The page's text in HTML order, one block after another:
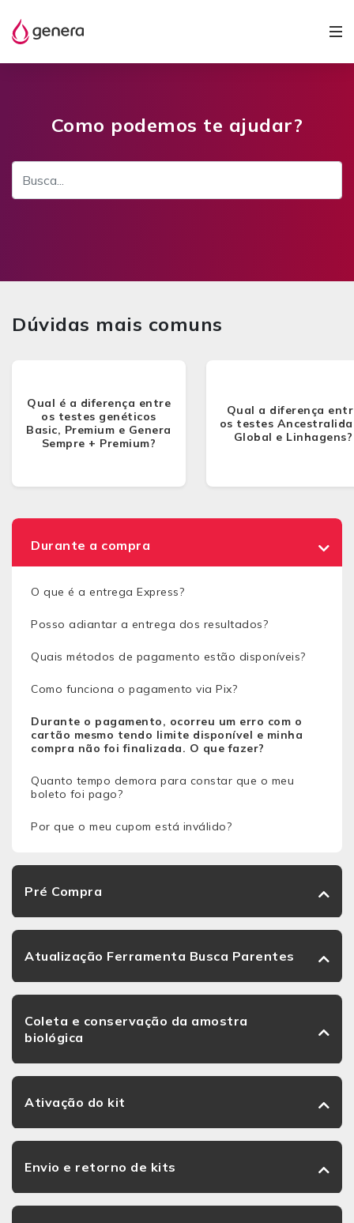
Como podemos te ajudar?
Dúvidas mais comuns
Qual é a diferença entre
os testes genéticos
Basic, Premium e Genera
Sempre + Premium?
Qual a diferença
os testes
Global e Linhagens?
Durante a compra
O que é a entrega Express?
Posso adiantar a entrega dos resultados?
Quais métodos de pagamento estão disponíveis?
Como funciona o pagamento via Pix?
Durante o pagamento, ocorreu um erro com o
cartão mesmo tendo limite disponível e minha
compra não foi finalizada. O que fazer?
Quanto tempo demora para constar que o meu
boleto foi pago?
Por que o meu cupom está inválido?
Pré Compra
Atualização Ferramenta Busca Parentes
Coleta e conservação da amostra
biológica
Ativação do kit
Envio e retorno de kits